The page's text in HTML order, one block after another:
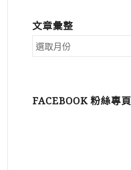
文章彙整
FACEBOOK 粉絲專頁